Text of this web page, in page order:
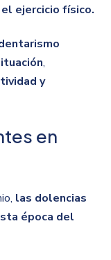
ejercicio físico.
,
y
en
las dolencias
época del